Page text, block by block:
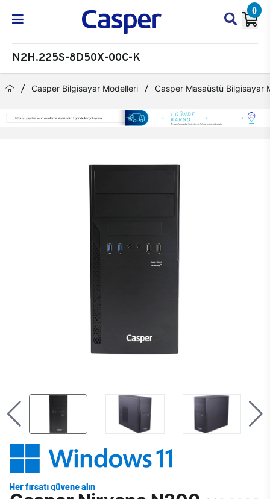
0
N2H.225S-8D50X-00C-K
Casper Bilgisayar Modelleri Casper Masaüstü Bilgisayar